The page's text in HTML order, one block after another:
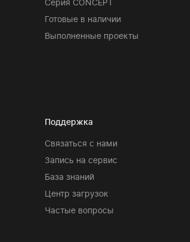
Серия CONCEPT
Готовые в наличии
Выполненные проекты
Поддержка
Связаться с нами
Запись на сервис
База знаний
Центр загрузок
Частые вопросы